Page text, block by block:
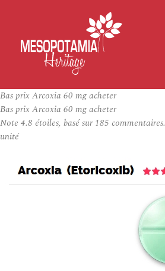
Bas prix Arcoxia 60 mg acheter
Bas prix Arcoxia 60 mg acheter
Note 4.8 étoiles, basé sur 185 commentaires.
unité